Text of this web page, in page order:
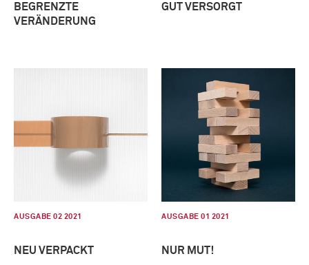
BEGRENZTE
VERÄNDERUNG
GUT VERSORGT
AUSGABE 02 2021
NEU VERPACKT
AUSGABE 01 2021
NUR MUT!